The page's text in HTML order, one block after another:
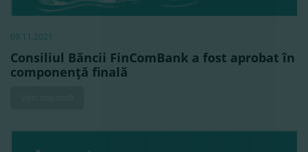
09.11.2021
Consiliul Băncii FinComBank a fost aprobat în
componenţă finală